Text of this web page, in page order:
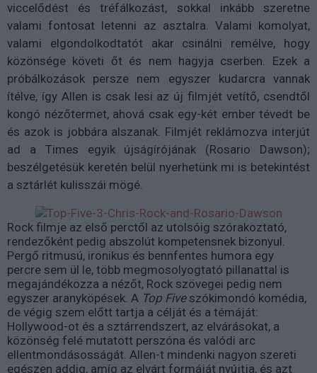
viccelődést és tréfálkozást, sokkal inkább szeretne
valami fontosat letenni az asztalra. Valami komolyat,
valami elgondolkodtatót akar csinálni remélve, hogy
közönsége követi őt és nem hagyja cserben. Ezek a
próbálkozások persze nem egyszer kudarcra vannak
ítélve, így Allen is csak lesi az új filmjét vetítő, csendtől
kongó nézőtermet, ahová csak egy-két ember tévedt be
és azok is jobbára alszanak. Filmjét reklámozva interjút
ad a Times egyik újságírójának (Rosario Dawson);
beszélgetésük keretén belül nyerhetünk mi is betekintést
a sztárlét kulisszái mögé.
Rock filmje az első perctől az utolsóig szórakoztató,
rendezőként pedig abszolút kompetensnek bizonyul.
Pergő ritmusú, ironikus és bennfentes humora egy
percre sem ül le, több megmosolyogtató pillanattal is
megajándékozza a nézőt, Rock szövegei pedig nem
egyszer aranyköpések. A Top Fiveszókimondó komédia,
de végig szem előtt tartja a célját és a témáját:
Hollywood-ot és a sztárrendszert, az elvárásokat, a
közönség felé mutatott perszóna és valódi arc
ellentmondásosságát. Allen-t mindenki nagyon szereti
egészen addig, amíg az elvárt formáját nyújtja, és azt